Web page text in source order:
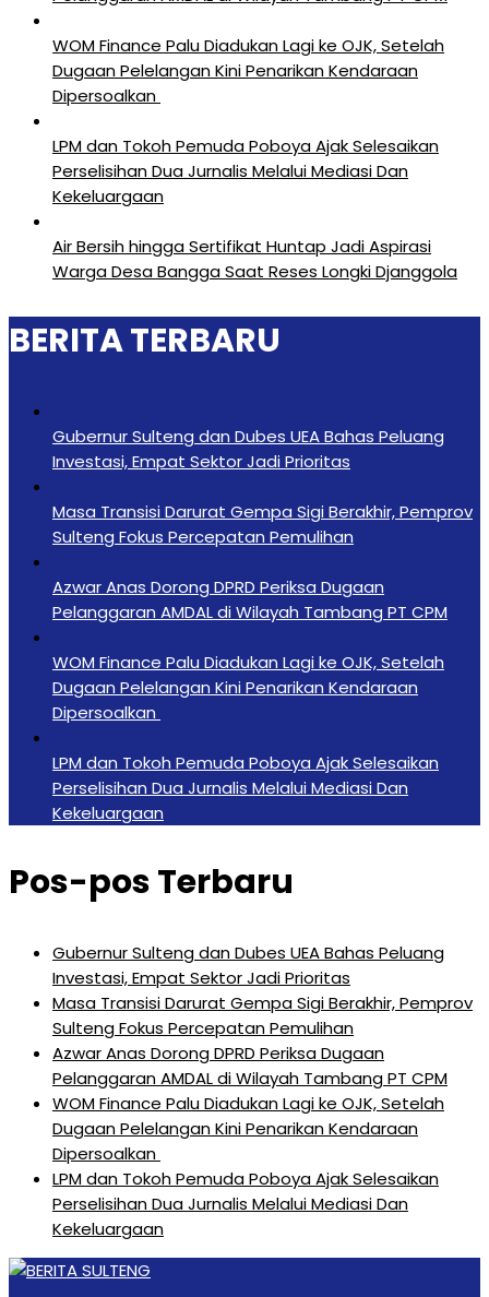
‎WOM Finance Palu Diadukan Lagi ke OJK, Setelah
Dugaan Pelelangan Kini Penarikan Kendaraan
Dipersoalkan ‎
LPM dan Tokoh Pemuda Poboya Ajak Selesaikan
Perselisihan Dua Jurnalis Melalui Mediasi Dan
Kekeluargaan
Air Bersih hingga Sertifikat Huntap Jadi Aspirasi
Warga Desa Bangga Saat Reses Longki Djanggola
BERITA TERBARU
Gubernur Sulteng dan Dubes UEA Bahas Peluang
Investasi, Empat Sektor Jadi Prioritas
Masa Transisi Darurat Gempa Sigi Berakhir, Pemprov
Sulteng Fokus Percepatan Pemulihan
Azwar Anas Dorong DPRD Periksa Dugaan
Pelanggaran AMDAL di Wilayah Tambang PT CPM
‎WOM Finance Palu Diadukan Lagi ke OJK, Setelah
Dugaan Pelelangan Kini Penarikan Kendaraan
Dipersoalkan ‎
LPM dan Tokoh Pemuda Poboya Ajak Selesaikan
Perselisihan Dua Jurnalis Melalui Mediasi Dan
Kekeluargaan
Pos-pos Terbaru
Gubernur Sulteng dan Dubes UEA Bahas Peluang
Investasi, Empat Sektor Jadi Prioritas
Masa Transisi Darurat Gempa Sigi Berakhir, Pemprov
Sulteng Fokus Percepatan Pemulihan
Azwar Anas Dorong DPRD Periksa Dugaan
Pelanggaran AMDAL di Wilayah Tambang PT CPM
‎WOM Finance Palu Diadukan Lagi ke OJK, Setelah
Dugaan Pelelangan Kini Penarikan Kendaraan
Dipersoalkan ‎
LPM dan Tokoh Pemuda Poboya Ajak Selesaikan
Perselisihan Dua Jurnalis Melalui Mediasi Dan
Kekeluargaan